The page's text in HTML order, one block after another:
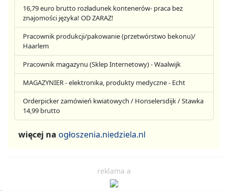
16,79 euro brutto rozładunek kontenerów- praca bez
znajomości języka! OD ZARAZ!
Pracownik produkcji/pakowanie (przetwórstwo bekonu)/
Haarlem
Pracownik magazynu (Sklep Internetowy) - Waalwijk
MAGAZYNIER - elektronika, produkty medyczne - Echt
Orderpicker zamówień kwiatowych / Honselersdijk / Stawka
14,99 brutto
więcej na ogłoszenia.niedziela.nl
reklama a